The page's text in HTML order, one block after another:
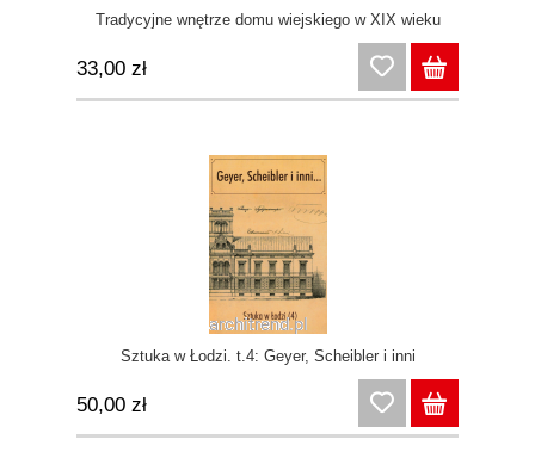
Tradycyjne wnętrze domu wiejskiego w XIX wieku
33,00 zł
Sztuka w Łodzi. t.4: Geyer, Scheibler i inni
50,00 zł